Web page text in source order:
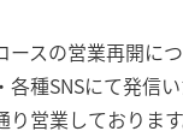
ースの営業再開に
種SNSにて発信い
営業しております